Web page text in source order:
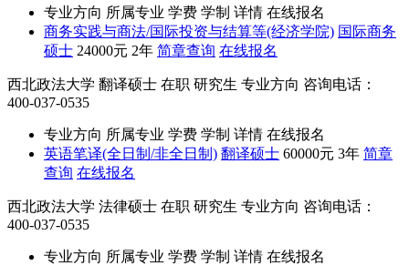
专业方向 所属专业 学费 学制 详情 在线报名
商务实践与商法/国际投资与结算等(经济学院) 国际商务
硕士 24000元 2年 简章查询 在线报名
西北政法大学 翻译硕士 在职 研究生 专业方向 咨询电话：
400-037-0535
专业方向 所属专业 学费 学制 详情 在线报名
英语笔译(全日制/非全日制) 翻译硕士 60000元 3年 简章
查询 在线报名
西北政法大学 法律硕士 在职 研究生 专业方向 咨询电话：
400-037-0535
专业方向 所属专业 学费 学制 详情 在线报名